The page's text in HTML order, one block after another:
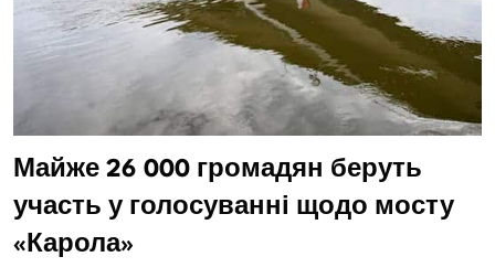
Майже 26 000 громадян беруть
участь у голосуванні щодо мосту
«Карола»